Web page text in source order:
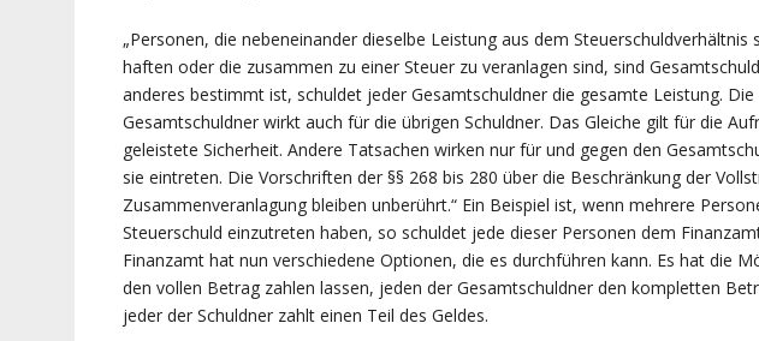
„Personen, die nebeneinander dieselbe Leistung aus dem Steuerschuldverhältnis
haften oder die zusammen zu einer Steuer zu veranlagen sind, sind
anderes bestimmt ist, schuldet jeder Gesamtschuldner die gesamte Leistung. Die
Gesamtschuldner wirkt auch für die übrigen Schuldner. Das Gleiche gilt für die
geleistete Sicherheit. Andere Tatsachen wirken nur für und gegen den
sie eintreten. Die Vorschriften der §§ 268 bis 280 über die Beschränkung der
Zusammenveranlagung bleiben unberührt.“ Ein Beispiel ist, wenn mehrere
Steuerschuld einzutreten haben, so schuldet jede dieser Personen dem
Finanzamt hat nun verschiedene Optionen, die es durchführen kann. Es hat die
den vollen Betrag zahlen lassen, jeden der Gesamtschuldner den kompletten
jeder der Schuldner zahlt einen Teil des Geldes.